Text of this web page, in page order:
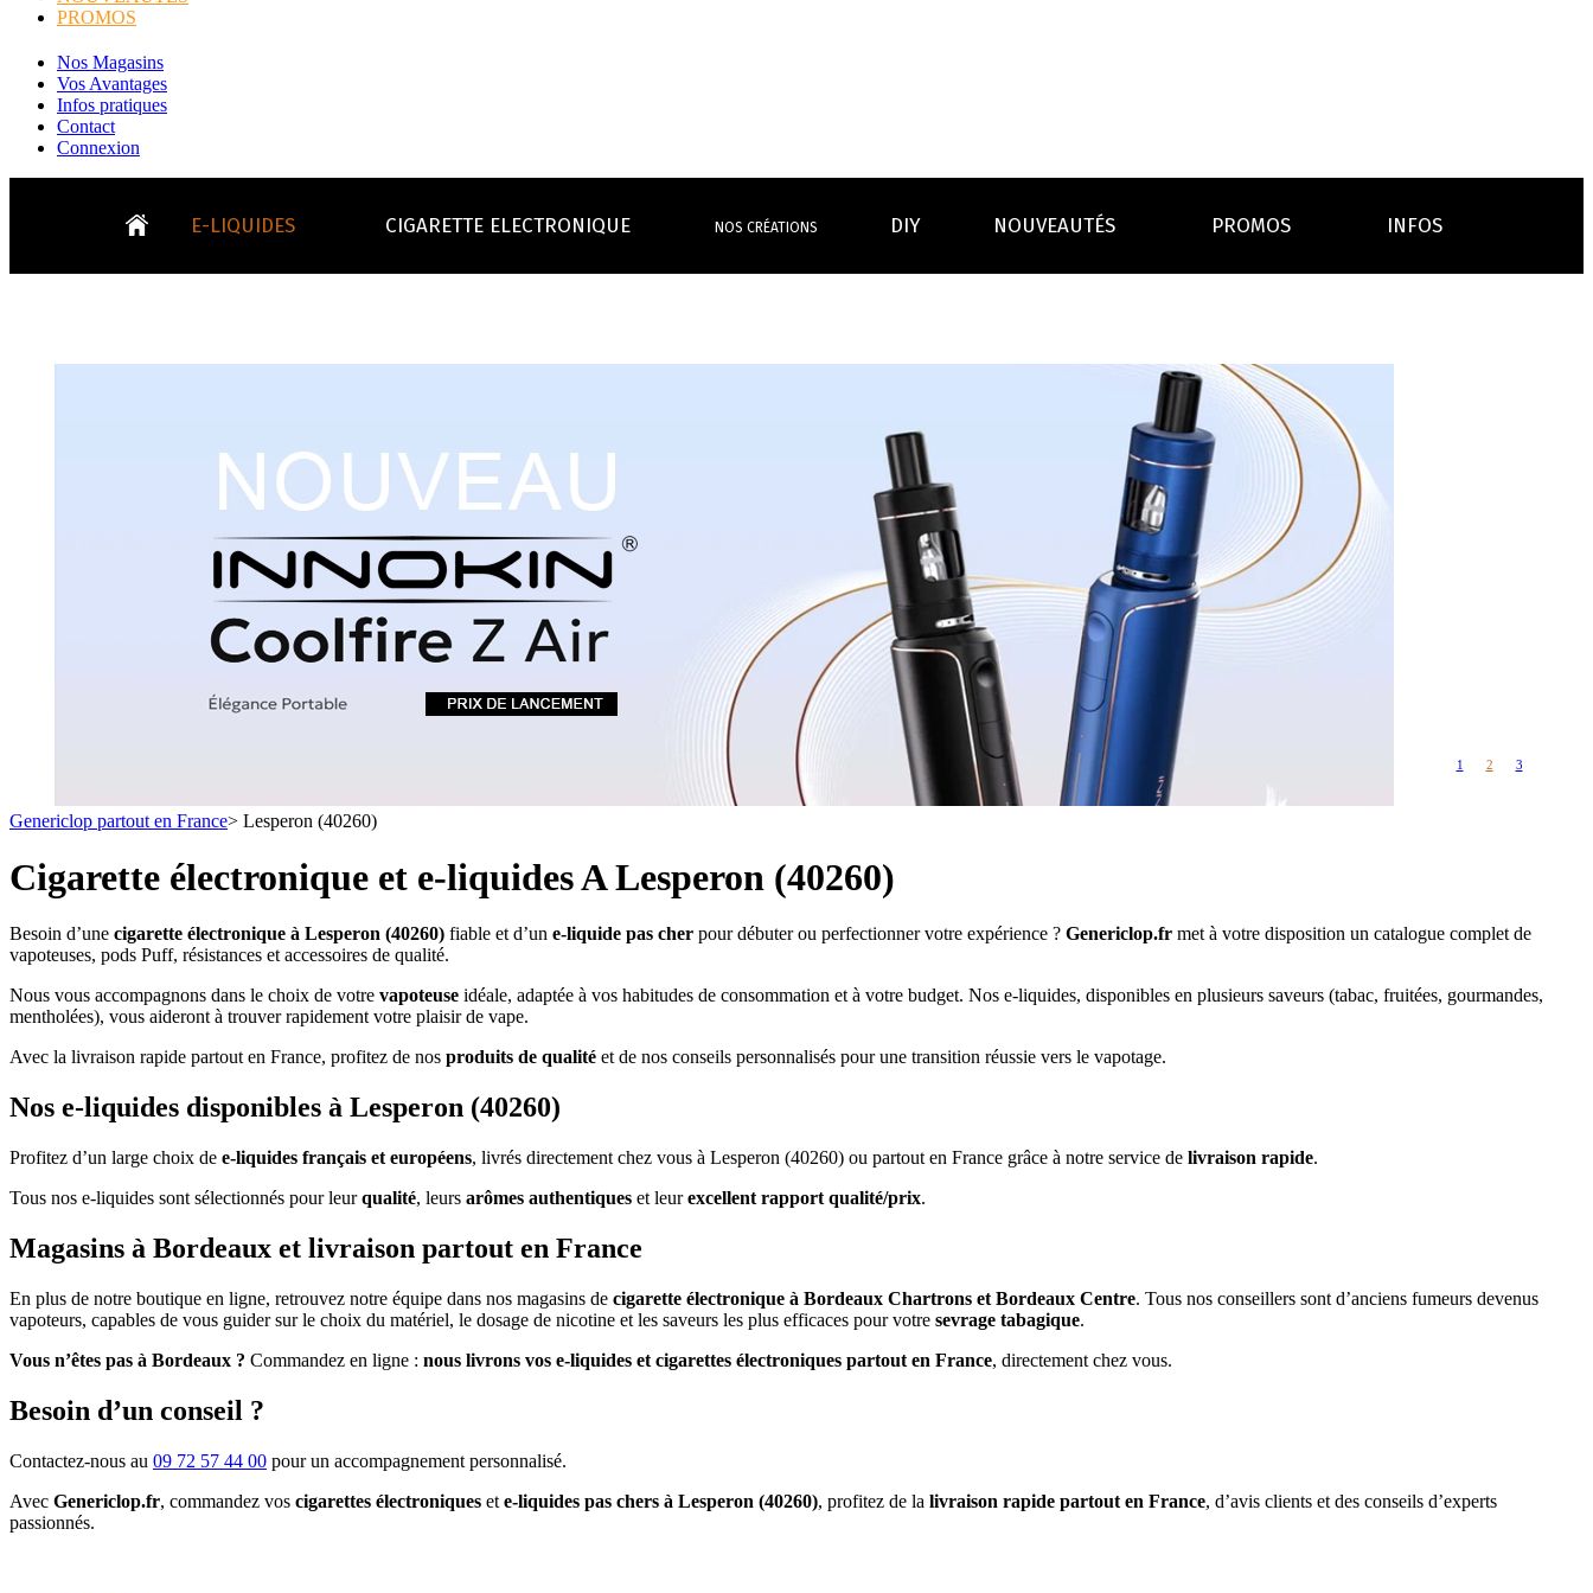
PROMOS
Nos Magasins
Vos Avantages
Infos pratiques
Contact
Connexion
E-LIQUIDES
Boosters
TOUS LES E-LIQUIDES
- VÉGÉTAL/NATUREL
- SELS DE NICOTINE
- FORMATS ÉCONOMIQUES
- LES PLUS VENDUS
- LES PACKS PROMOS
- RECHERCHE AVANCÉE
MAXI FORMATS
100ml et +
GRANDS FORMATS
50ml
PETITS FORMATS
CIGARETTE ELECTRONIQUE
Formats classiques
Formats Boxs
simple d'emploi
Toutes les marques
Eleaf, Aspire,
Smok, Innokin, Joyetech ...
LES MINI-CLOPES
Pods & Formats Poche
Les Accus
piles
pour boxs
Toutes les Résistances
coils, têtes d’atomiseurs,
Les cartouches
pour pods
RBA Reconstructible
Drip Tip
embouts, becs
Chargeurs
câbles, secteurs
Rangements
étuis, housses
rechange
NOS CRÉATIONS DIY NOUVEAUTÉS PROMOS INFOS
LE BLOG
- INFOS GENERICLOP
- INFOS VAPE
- LES ASTUCES
- FOCUS PRODUIT
- LES MEDECINS
VOS AVANTAGES
Livraison offerte
1 Cadeau au choix
Un problème, une question ?
Quel kit de cigarette choisir ?
Quel E-liquide choisir ?
Quelle Accu choisir ?
Le végétol c'est quoi ?
Voir tout
Emission "C'est dans l'air"
Reportage Vox Pop ARTE
Interview France Bleu Genericlop
1 2 3
Genericlop partout en France> Lesperon (40260)
Cigarette électronique et e-liquides A Lesperon (40260)
Besoin d’une cigarette électronique à Lesperon (40260) fiable et d’un e-liquide pas cher pour débuter ou perfectionner votre expérience ? Genericlop.fr met à votre disposition un catalogue complet de
vapoteuses, pods Puff, résistances et accessoires de qualité.
Nous vous accompagnons dans le choix de votre vapoteuse idéale, adaptée à vos habitudes de consommation et à votre budget. Nos e-liquides, disponibles en plusieurs saveurs (tabac, fruitées, gourmandes,
mentholées), vous aideront à trouver rapidement votre plaisir de vape.
Avec la livraison rapide partout en France, profitez de nos produits de qualité et de nos conseils personnalisés pour une transition réussie vers le vapotage.
Nos e-liquides disponibles à Lesperon (40260)
Profitez d’un large choix de e-liquides français et européens, livrés directement chez vous à Lesperon (40260) ou partout en France grâce à notre service de livraison rapide.
Tous nos e-liquides sont sélectionnés pour leurqualité, leurs arômes authentiques et leurexcellent rapport qualité/prix.
Magasins à Bordeaux et livraison partout en France
En plus de notre boutique en ligne, retrouvez notre équipe dans nos magasins de cigarette électronique à Bordeaux Chartrons et Bordeaux Centre. Tous nos conseillers sont d’anciens fumeurs devenus
vapoteurs, capables de vous guider sur le choix du matériel, le dosage de nicotine et les saveurs les plus efficaces pour votre sevrage tabagique.
Vous n’êtes pas à Bordeaux ? Commandez en ligne : nous livrons vos e-liquides et cigarettes électroniques partout en France, directement chez vous.
Besoin d’un conseil ?
Contactez-nous au 09 72 57 44 00 pour un accompagnement personnalisé.
Avec Genericlop.fr, commandez vos cigarettes électroniques et e-liquides pas chers à Lesperon (40260), profitez de la livraison rapide partout en France, d’avis clients et des conseils d’experts
passionnés.